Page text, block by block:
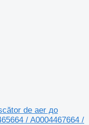
de aer до
/ A0004467664 /